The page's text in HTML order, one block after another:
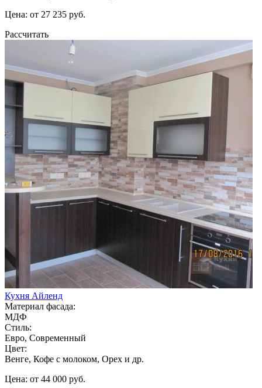
Цена: от 27 235 руб.
Рассчитать
Кухня Айленд
Материал фасада:
МДФ
Стиль:
Евро, Современный
Цвет:
Венге, Кофе с молоком, Орех и др.
Цена: от 44 000 руб.